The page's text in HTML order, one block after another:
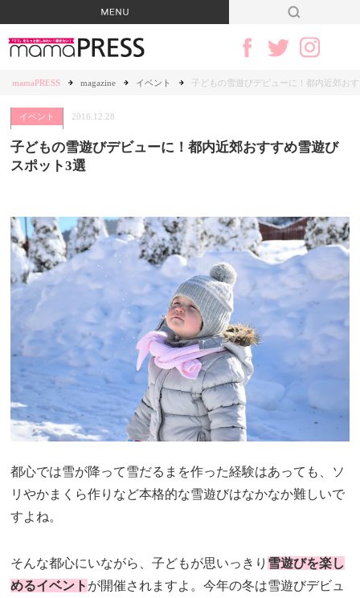
mamaPRESS magazine イベント 子どもの雪遊びデビューに！都内近郊お
イベント 2016.12.28
子どもの雪遊びデビューに！都内近郊おすすめ雪遊び
スポット3選
都心では雪が降って雪だるまを作った経験はあっても、ソ
リやかまくら作りなど本格的な雪遊びはなかなか難しいで
すよね。
そんな都心にいながら、子どもが思いっきり 雪遊びを楽し
めるイベント が開催されますよ。今年の冬は雪遊びデビュ